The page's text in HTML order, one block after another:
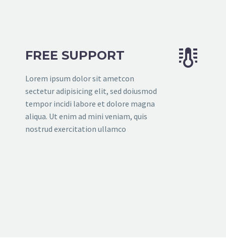
FREE SUPPORT
Lorem ipsum dolor sit ametcon
sectetur adipisicing elit, sed doiusmod
tempor incidi labore et dolore magna
aliqua. Ut enim ad mini veniam, quis
nostrud exercitation ullamco

